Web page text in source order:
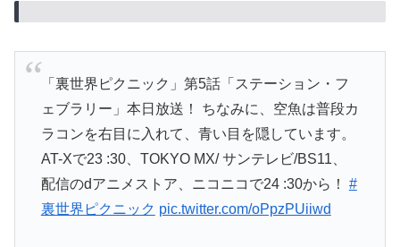
「裏世界ピクニック」第5話「ステーション・フ
ェブラリー」本日放送！ ちなみに、空魚は普段カ
ラコンを右目に入れて、青い目を隠しています。
AT-Xで23 :30、TOKYO MX/ サンテレビ/BS11、
配信のdアニメストア、ニコニコで24 :30から！ #
裏世界ピクニック pic.twitter.com/oPpzPUiiwd